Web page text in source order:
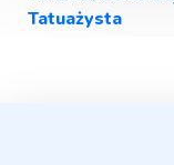
Tatuażysta